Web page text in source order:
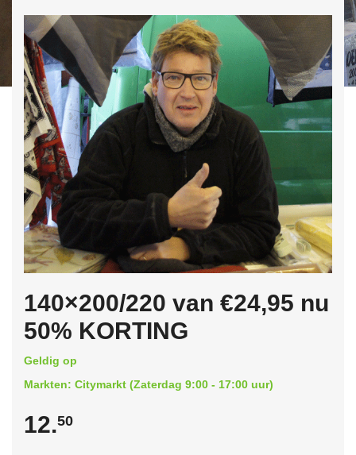
140×200/220 van €24,95 nu
50% KORTING
Geldig op
Markten: Citymarkt (Zaterdag 9:00 - 17:00 uur)
12.50